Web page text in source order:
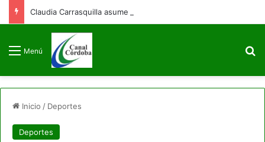
Claudia Carrasquilla asume como viceministra de Defensa
Menú
Inicio / Deportes
Deportes